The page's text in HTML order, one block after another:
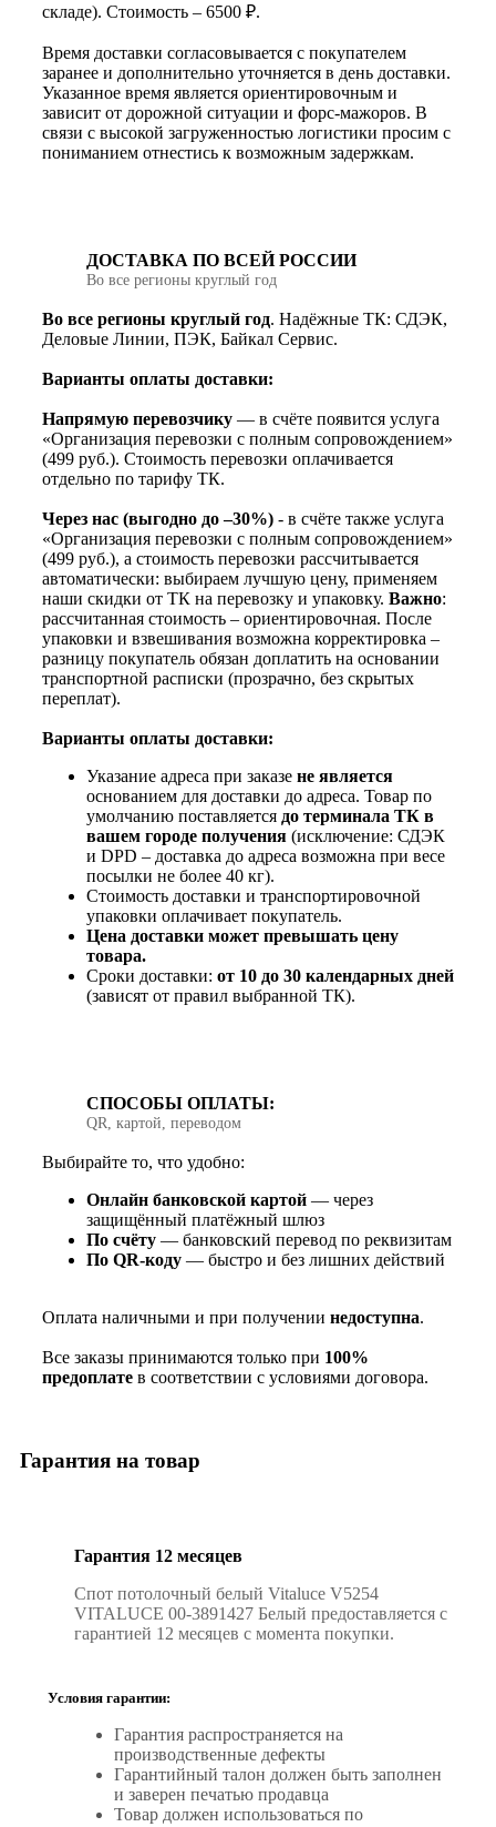
складе). Стоимость – 6500 ₽.
Время доставки согласовывается с покупателем
заранее и дополнительно уточняется в день доставки.
Указанное время является ориентировочным и
зависит от дорожной ситуации и форс-мажоров. В
связи с высокой загруженностью логистики просим с
пониманием отнестись к возможным задержкам.
ДОСТАВКА ПО ВСЕЙ РОССИИ
Во все регионы круглый год
Во все регионы круглый год. Надёжные ТК: СДЭК,
Деловые Линии, ПЭК, Байкал Сервис.
Варианты оплаты доставки:
Напрямую перевозчику — в счёте появится услуга
«Организация перевозки с полным сопровождением»
(499 руб.). Стоимость перевозки оплачивается
отдельно по тарифу ТК.
Через нас (выгодно до –30%) - в счёте также услуга
«Организация перевозки с полным сопровождением»
(499 руб.), а стоимость перевозки рассчитывается
автоматически: выбираем лучшую цену, применяем
наши скидки от ТК на перевозку и упаковку. Важно:
рассчитанная стоимость – ориентировочная. После
упаковки и взвешивания возможна корректировка –
разницу покупатель обязан доплатить на основании
транспортной расписки (прозрачно, без скрытых
переплат).
Варианты оплаты доставки:
Указание адреса при заказе не является
основанием для доставки до адреса. Товар по
умолчанию поставляется до терминала ТК в
вашем городе получения (исключение: СДЭК
и DPD – доставка до адреса возможна при весе
посылки не более 40 кг).
Стоимость доставки и транспортировочной
упаковки оплачивает покупатель.
Цена доставки может превышать цену
товара.
Сроки доставки: от 10 до 30 календарных дней
(зависят от правил выбранной ТК).
СПОСОБЫ ОПЛАТЫ:
QR, картой, переводом
Выбирайте то, что удобно:
Онлайн банковской картой — через
защищённый платёжный шлюз
По счёту — банковский перевод по реквизитам
По QR‑коду — быстро и без лишних действий
Оплата наличными и при получении недоступна.
Все заказы принимаются только при 100%
предоплате в соответствии с условиями договора.
Гарантия на товар
Гарантия 12 месяцев
Спот потолочный белый Vitaluce V5254
VITALUCE 00-3891427 Белый предоставляется с
гарантией 12 месяцев с момента покупки.
Условия гарантии:
Гарантия распространяется на
производственные дефекты
Гарантийный талон должен быть заполнен
и заверен печатью продавца
Товар должен использоваться по